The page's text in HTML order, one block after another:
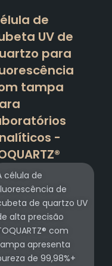
de
UV de
para
tampa
-
célula de
de
de quartzo UV
alta precisão
com
apresenta
de 99,98%+